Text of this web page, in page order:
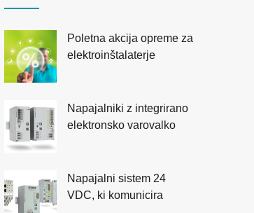
Poletna akcija opreme za
elektroinštalaterje
Napajalniki z integrirano
elektronsko varovalko
Napajalni sistem 24
VDC, ki komunicira